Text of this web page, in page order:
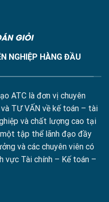
NGHIỆP HÀNG ĐẦU
ATC là đơn vị chuyên
TƯ VẤN về kế toán – tài
và chất lượng cao tại
tập thể lãnh đạo đầy
và các chuyên viên có
vực Tài chính – Kế toán –